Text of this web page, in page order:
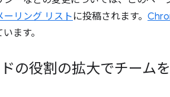
リング リスト に投稿されます。
ます。
の役割の拡大でチーム